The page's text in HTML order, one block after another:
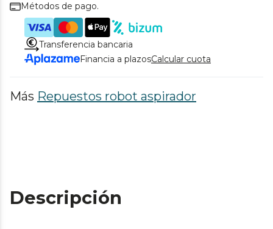
Métodos de pago.
Transferencia bancaria
Financia a plazosCalcular cuota
Más Repuestos robot aspirador
Descripción